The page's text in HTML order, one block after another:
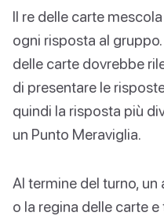
Il re delle carte
ogni risposta al
delle carte dovrebbe
di presentare le
quindi la risposta più
un Punto Meraviglia.
Al termine del turno,
o la regina delle carte